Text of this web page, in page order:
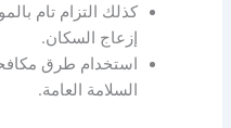
كذلك التزام تام
إزعاج السكان.
استخدام طرق
السلامة العامة.